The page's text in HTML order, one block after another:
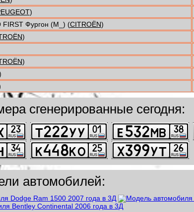
)
FIRST Фургон (M_) (CITROËN)
)
)
сгенерированные сегодня:
автомобилей: